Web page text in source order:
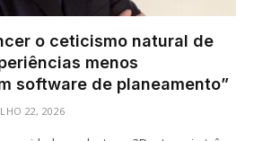
o ceticismo natural de
menos
software de planeamento”
22, 2026